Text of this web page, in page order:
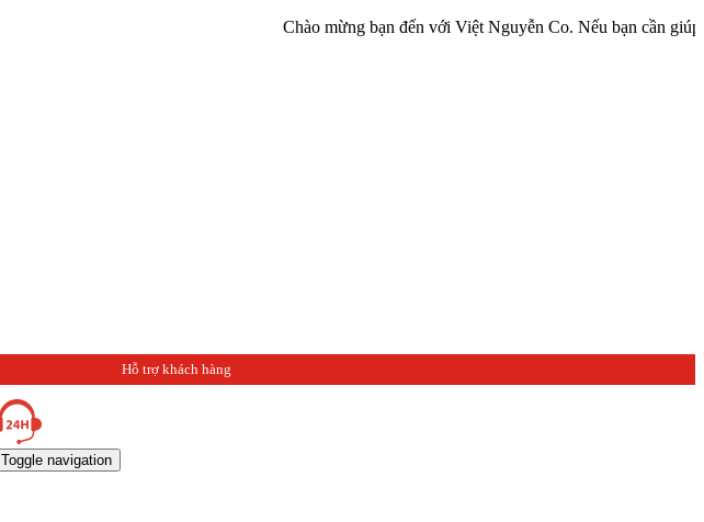
Chào mừng bạn đến với Việt Nguyễn Co. Nếu bạn cần giúp đỡ hãy
Hỗ trợ khách hàng
Toggle navigation